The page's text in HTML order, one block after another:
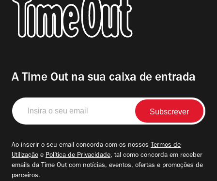
A Time Out na sua caixa de entrada
Insira
o
seu
Ao inserir o seu email concorda com os nossos Termos de
Utilização e Política de Privacidade, tal como concorda em receber
emails da Time Out com notícias, eventos, ofertas e promoções de
parceiros.